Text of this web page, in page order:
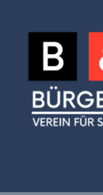
Inhalt
springen